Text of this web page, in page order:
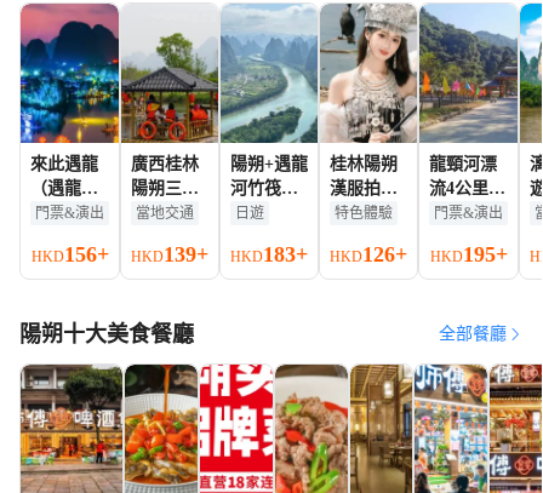
來此遇龍
（遇龍河
竹筏夜
門票所有
旅客
門票&演出
HKD156+
廣西桂林
陽朔三千
漓竹筏體
流【人工
竹筏全程2
冰茶/親子
團建/含小
火車票/遊
船】
當地交通
HKD139+
陽朔+遇龍
河竹筏漂
遊+桂林灕
公山一日
遊【小團/
日遊
HKD183+
桂林陽朔
漢服拍攝
體驗（漢
裝精美多
樣+體驗竹
特色體驗
HKD126+
龍頸河漂
流4公里漂
流票(含景
成人票
門票&演出
HKD195+
陽朔十大美食餐廳 全部餐廳